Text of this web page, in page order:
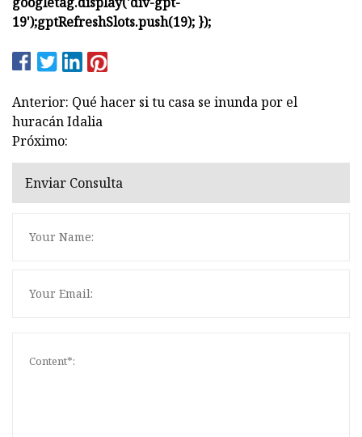
Anterior: Qué hacer si tu casa se inunda por el
huracán Idalia
Próximo:
Enviar Consulta